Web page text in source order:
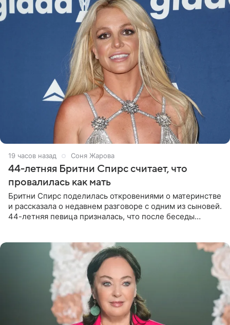
19 часов назад Соня Жарова
44-летняя Бритни Спирс считает, что
провалилась как мать
Бритни Спирс поделилась откровениями о материнстве
и рассказала о недавнем разговоре с одним из сыновей.
44-летняя певица призналась, что после беседы